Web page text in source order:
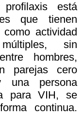
está
que tienen
actividad
sin
hombres,
parejas cero
una persona
para VIH, se
continua.